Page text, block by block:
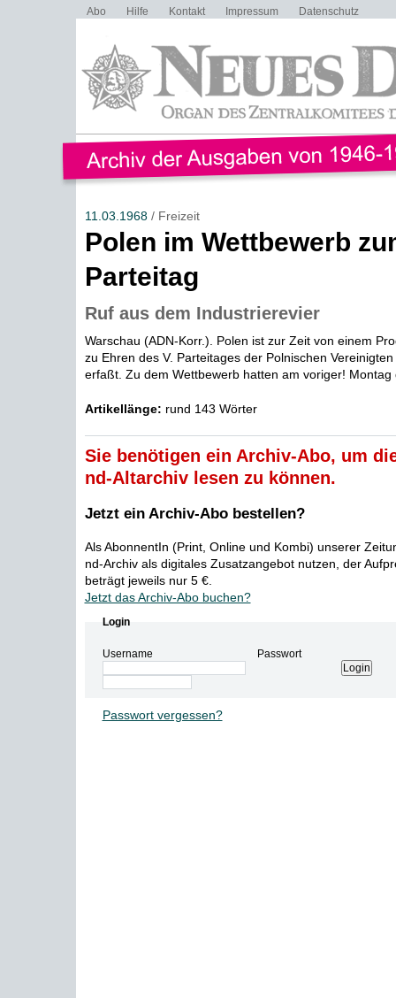
Abo Hilfe Kontakt Impressum Datenschutz
11.03.1968/ Freizeit
Polen im Wettbewerb
Parteitag
Ruf aus dem Industrierevier
Warschau (ADN-Korr.). Polen ist zur Zeit von einem
zu Ehren des V. Parteitages der Polnischen
erfaßt. Zu dem Wettbewerb hatten am voriger! Montag
Artikellänge: rund 143 Wörter
Sie benötigen ein Archiv-Abo, um
nd-Altarchiv lesen zu können.
Jetzt ein Archiv-Abo bestellen?
Als AbonnentIn (Print, Online und Kombi) unserer
nd-Archiv als digitales Zusatzangebot nutzen, der
beträgt jeweils nur 5 €.
Jetzt das Archiv-Abo buchen?
Login
Username Passwort
Passwort vergessen?